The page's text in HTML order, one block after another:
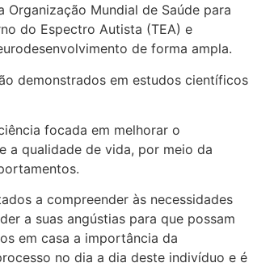
Organização Mundial de Saúde para
do Espectro Autista (TEA) e
de forma ampla.
demonstrados em estudos científicos
focada em melhorar o
a qualidade de vida, por meio da
a compreender às necessidades
a suas angústias para que possam
em casa a importância da
no dia a dia deste indivíduo e é